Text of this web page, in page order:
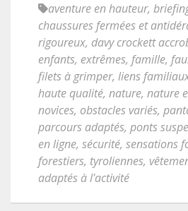
aventure en hauteur,
chaussures fermées et
rigoureux, davy crockett
enfants, extrêmes, famille,
filets à grimper, liens
haute qualité, nature, nature
novices, obstacles variés,
parcours adaptés, ponts
en ligne, sécurité, sensations
forestiers, tyroliennes,
adaptés à l'activité